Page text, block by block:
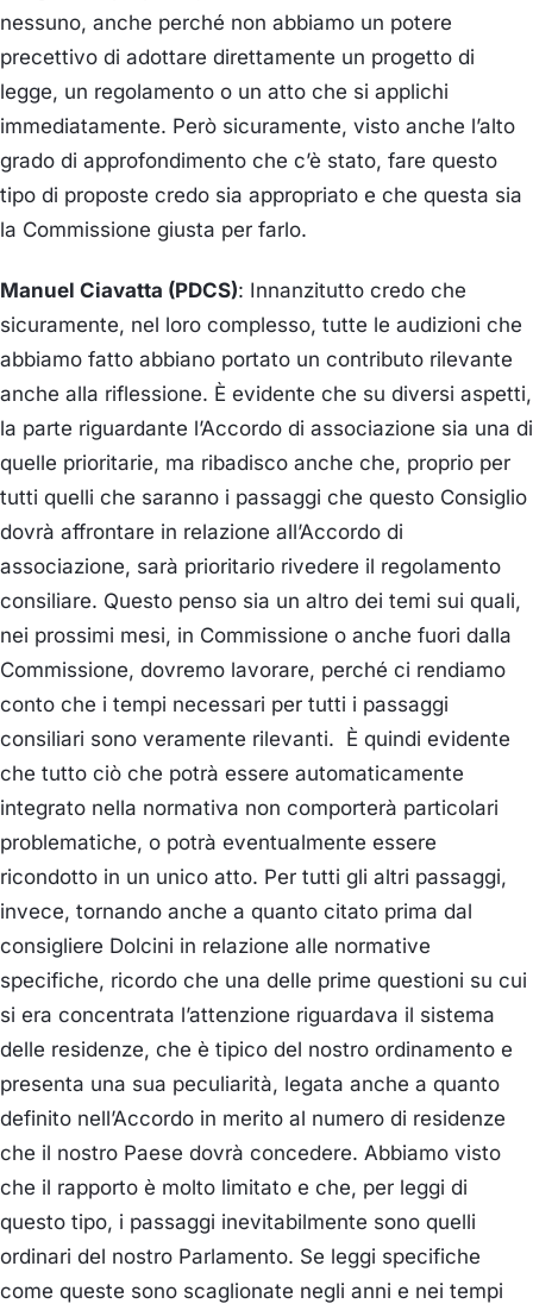
Manuel Ciavatta (PDCS): Innanzitutto credo che
sicuramente, nel loro complesso, tutte le audizioni che
abbiamo fatto abbiano portato un contributo rilevante
anche alla riflessione. È evidente che su diversi aspetti,
la parte riguardante l’Accordo di associazione sia una di
quelle prioritarie, ma ribadisco anche che, proprio per
tutti quelli che saranno i passaggi che questo Consiglio
dovrà affrontare in relazione all’Accordo di
associazione, sarà prioritario rivedere il regolamento
consiliare. Questo penso sia un altro dei temi sui quali,
nei prossimi mesi, in Commissione o anche fuori dalla
Commissione, dovremo lavorare, perché ci rendiamo
conto che i tempi necessari per tutti i passaggi
consiliari sono veramente rilevanti. È quindi evidente
che tutto ciò che potrà essere automaticamente
integrato nella normativa non comporterà particolari
problematiche, o potrà eventualmente essere
ricondotto in un unico atto. Per tutti gli altri passaggi,
invece, tornando anche a quanto citato prima dal
consigliere Dolcini in relazione alle normative
specifiche, ricordo che una delle prime questioni su cui
si era concentrata l’attenzione riguardava il sistema
delle residenze, che è tipico del nostro ordinamento e
presenta una sua peculiarità, legata anche a quanto
definito nell’Accordo in merito al numero di residenze
che il nostro Paese dovrà concedere. Abbiamo visto
che il rapporto è molto limitato e che, per leggi di
questo tipo, i passaggi inevitabilmente sono quelli
ordinari del nostro Parlamento. Se leggi specifiche
come queste sono scaglionate negli anni e nei tempi